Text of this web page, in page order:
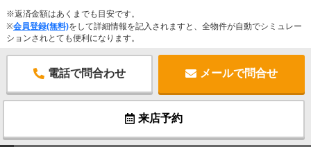
※返済金額はあくまでも目安です。
※会員登録(無料)をして詳細情報を記入されますと、全物件が自動でシミュレー
ションされとても便利になります。
電話で問合わせ メールで問合せ
来店予約